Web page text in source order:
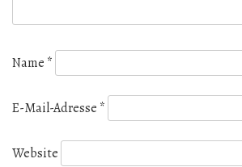
Name *
E-Mail-Adresse *
Website